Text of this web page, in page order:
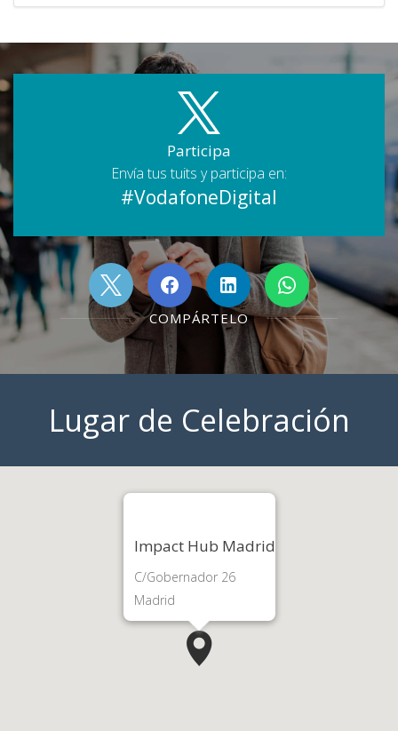
Participa
Envía tus tuits y participa en:
#VodafoneDigital
COMPÁRTELO
Lugar de Celebración
Impact Hub Madrid
C/Gobernador 26
Madrid